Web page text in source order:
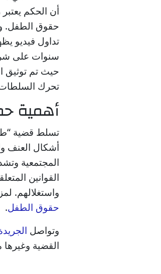
أن الحكم
حقوق الطفل.
تداول فيديو
سنوات على
حيث تم توثيق
تحرك
أهمية
تسلط قضية
أشكال العنف
المجتمعية
القوانين
واستغلالهم.
حقوق الطفل.
وتواصل
القضية وغيرها